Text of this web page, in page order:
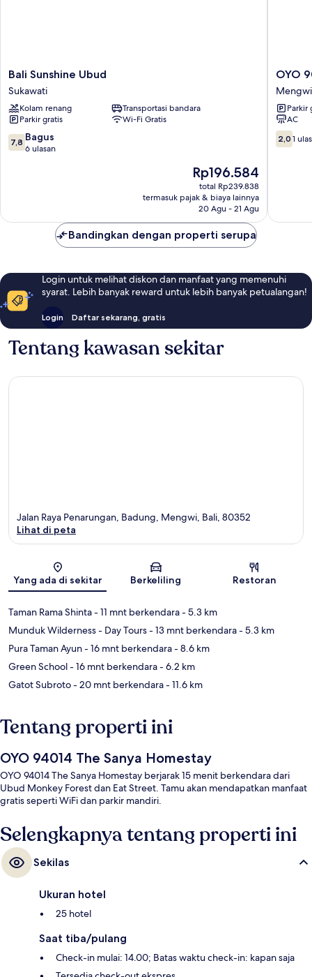
Bali
Sunshine
Ubud
Sukawati
Bali Sunshine Ubud
Sukawati
Kolam renang
Transportasi bandara
Parkir gratis
Wi-Fi Gratis
7.8
dari
7,8 Bagus
6 ulasan
Harga
sekarang
Rp196.584
Rp196.584
total Rp239.838
termasuk pajak & biaya lainnya
20 Agu - 21 Agu
OYO
90547
Pondok
Saren
Anyar
Mengwi
OYO
Mengwi
Parkir
AC
2.0
dari
2,0 1
Bandingkan dengan properti serupa
Login untuk melihat diskon dan manfaat yang memenuhi
syarat. Lebih banyak reward untuk lebih banyak petualangan!
Login Daftar sekarang, gratis
Tentang kawasan sekitar
Peta
Jalan Raya Penarungan, Badung, Mengwi, Bali, 80352
Lihat di peta
Yang ada di sekitar Berkeliling Restoran
Taman Rama Shinta- 11 mnt berkendara- 5.3 km
Munduk Wilderness - Day Tours- 13 mnt berkendara- 5.3 km
Pura Taman Ayun- 16 mnt berkendara- 8.6 km
Green School- 16 mnt berkendara- 6.2 km
Gatot Subroto- 20 mnt berkendara- 11.6 km
Tentang properti ini
OYO 94014 The Sanya Homestay
OYO 94014 The Sanya Homestay berjarak 15 menit berkendara dari
Ubud Monkey Forest dan Eat Street. Tamu akan mendapatkan manfaat
gratis seperti WiFi dan parkir mandiri.
Selengkapnya tentang properti ini
Sekilas
Ukuran hotel
25 hotel
Saat tiba/pulang
Check-in mulai: 14.00; Batas waktu check-in: kapan saja